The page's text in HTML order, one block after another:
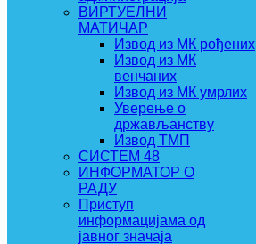
ВИРТУЕЛНИ
МАТИЧАР
Извод из МК рођених
Извод из МК
венчаних
Извод из МК умрлих
Уверење о
држављанству
Извод ТМП
СИСТЕМ 48
ИНФОРМАТОР О
РАДУ
Приступ
информацијама од
јавног значаја